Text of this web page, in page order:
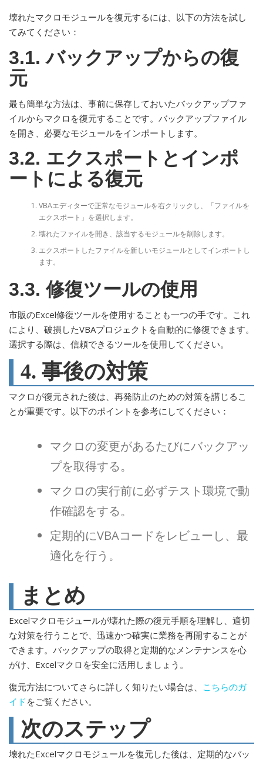
壊れたマクロモジュールを復元するには、以下の方法を試し
てみてください：
3.1. バックアップからの復
元
最も簡単な方法は、事前に保存しておいたバックアップファ
イルからマクロを復元することです。バックアップファイル
を開き、必要なモジュールをインポートします。
3.2. エクスポートとインポ
ートによる復元
VBAエディターで正常なモジュールを右クリックし、「ファイルを
エクスポート」を選択します。
壊れたファイルを開き、該当するモジュールを削除します。
エクスポートしたファイルを新しいモジュールとしてインポートし
ます。
3.3. 修復ツールの使用
市販のExcel修復ツールを使用することも一つの手です。これ
により、破損したVBAプロジェクトを自動的に修復できます。
選択する際は、信頼できるツールを使用してください。
4. 事後の対策
マクロが復元された後は、再発防止のための対策を講じるこ
とが重要です。以下のポイントを参考にしてください：
マクロの変更があるたびにバックアッ
プを取得する。
マクロの実行前に必ずテスト環境で動
作確認をする。
定期的にVBAコードをレビューし、最
適化を行う。
まとめ
Excelマクロモジュールが壊れた際の復元手順を理解し、適切
な対策を行うことで、迅速かつ確実に業務を再開することが
できます。バックアップの取得と定期的なメンテナンスを心
がけ、Excelマクロを安全に活用しましょう。
復元方法についてさらに詳しく知りたい場合は、 こちらのガ
イド をご覧ください。
次のステップ
壊れたExcelマクロモジュールを復元した後は、定期的なバッ